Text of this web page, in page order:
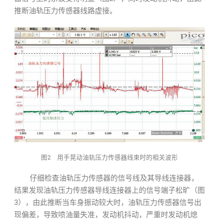
推断油轨压力传感器线路虚接。
图2 用手晃动油轨压力传感器线束时的相关波形
仔细检查油轨压力传感器的信号线及其导线连接器，
结果发现油轨压力传感器导线连接器上的信号端子松旷（图
3），由此推断当车身振动较大时，油轨压力传感器信号出
现偏差，导致喷油量失准，发动机抖动，严重时发动机熄